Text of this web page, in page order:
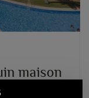
maison
Jávea